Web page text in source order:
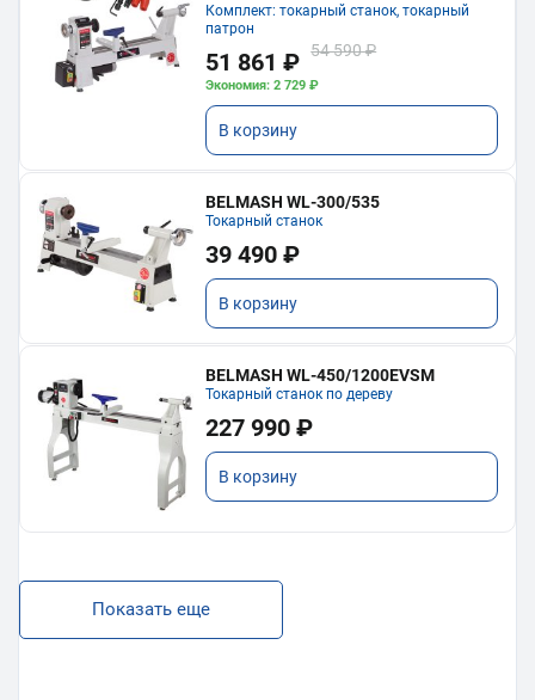
Комплект: токарный станок, токарный
патрон
51 861 ₽ 54 590 ₽
Экономия: 2 729 ₽
В корзину
BELMASH WL-300/535
Токарный станок
39 490 ₽
В корзину
BELMASH WL-450/1200EVSM
Токарный станок по дереву
227 990 ₽
В корзину
Показать еще